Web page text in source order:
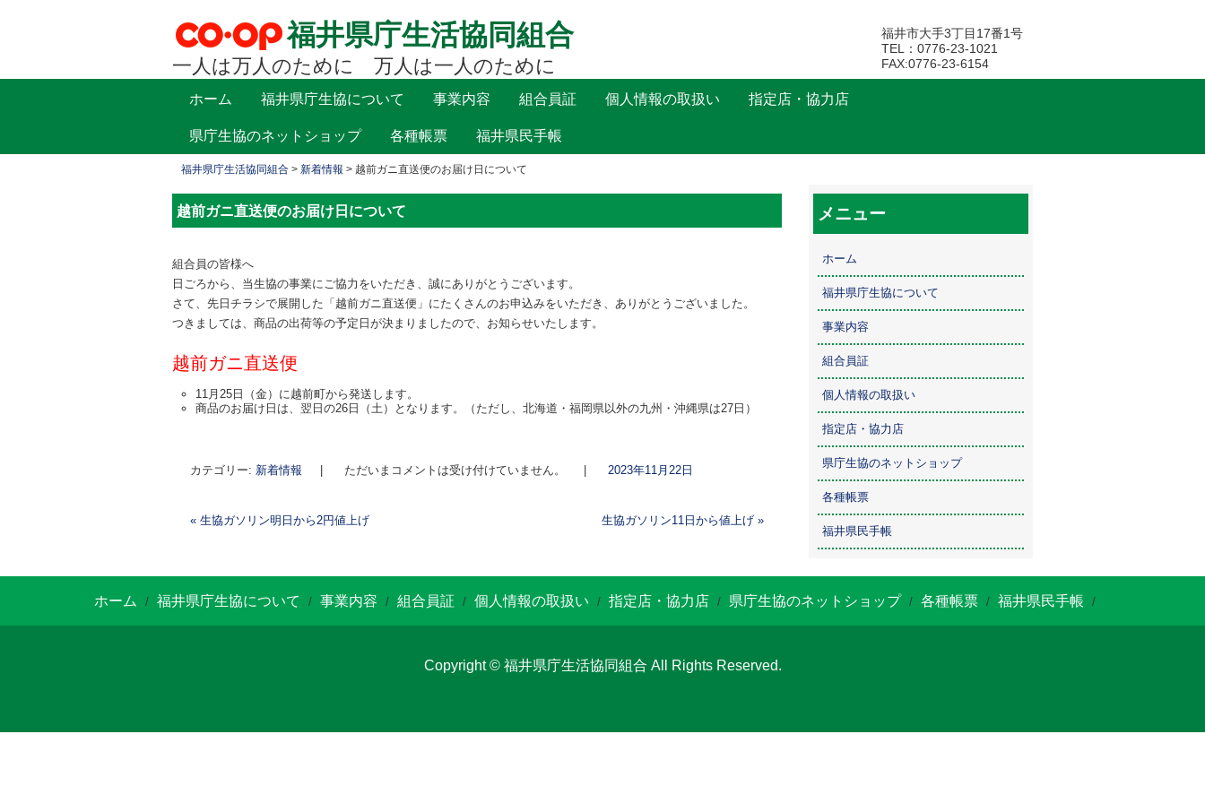
福井県庁生活協同組合
一人は万人のために 万人は一人のために
福井市大手3丁目17番1号
TEL：0776-23-1021
FAX:0776-23-6154
メインメニュー
コ
テ
ン
へ
移
ホーム 福井県庁生協について 事業内容 組合員証 個人情報の取扱い 指定店・協力店
県庁生協のネットショップ 各種帳票 福井県民手帳
福井県庁生活協同組合 > 新着情報 > 越前ガニ直送便のお届け日について
越前ガニ直送便のお届け日について
組合員の皆様へ
日ごろから、当生協の事業にご協力をいただき、誠にありがとうございます。
さて、先日チラシで展開した「越前ガニ直送便」にたくさんのお申込みをいただき、ありがとうございました。
つきましては、商品の出荷等の予定日が決まりましたので、お知らせいたします。
越前ガニ直送便
11月25日（金）に越前町から発送します。
商品のお届け日は、翌日の26日（土）となります。（ただし、北海道・福岡県以外の九州・沖縄県は27日）
カテゴリー: 新着情報 ただいまコメントは受け付けていません。 2023年11月22日
« 生協ガソリン明日から2円値上げ 生協ガソリン11日から値上げ »
メニュー
ホーム
福井県庁生協について
事業内容
組合員証
個人情報の取扱い
指定店・協力店
県庁生協のネットショップ
各種帳票
福井県民手帳
ホーム / 福井県庁生協について / 事業内容 / 組合員証 / 個人情報の取扱い / 指定店・協力店 / 県庁生協のネットショップ / 各種帳票 / 福井県民手帳 /
Copyright © 福井県庁生活協同組合 All Rights Reserved.